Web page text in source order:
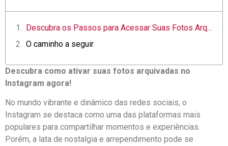
Descubra os Passos para Acessar Suas Fotos Arquivadas no Instagram
O caminho a seguir
Descubra como ativar suas fotos arquivadas no
Instagram agora!
No mundo vibrante⁣ e dinâmico das redes sociais, o
Instagram se destaca⁤ como uma das plataformas mais
populares para compartilhar momentos e experiências.‍
Porém, a lata de nostalgia e arrependimento pode se